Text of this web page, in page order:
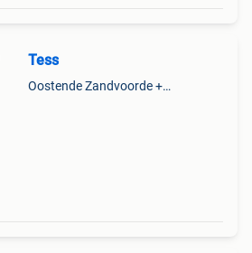
Tess
Oostende Zandvoorde +Oostende